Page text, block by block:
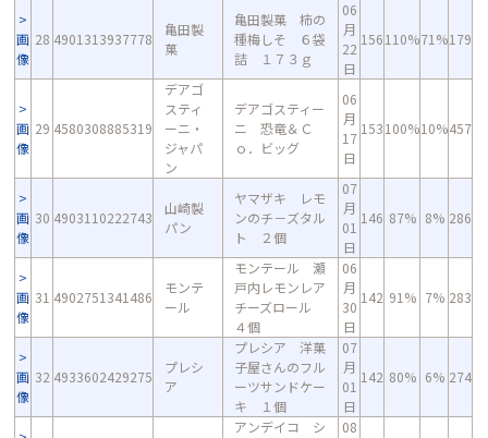
画
像
28 4901313937778
亀田製
菓
亀田製菓 柿の
種梅しそ ６袋
詰 １７３ｇ
06
月
22
日
156110%71%179
画
像
29 4580308885319
デアゴ
スティ
ーニ・
ジャパ
ン
デアゴスティー
ニ 恐竜＆Ｃ
ｏ．ビッグ
06
月
17
日
153100%10%457
画
像
30 4903110222743
山崎製
パン
ヤマザキ レモ
ンのチ－ズタル
ト ２個
07
月
01
日
146 87% 8% 286
画
像
31 4902751341486
モンテ
ール
モンテール 瀬
戸内レモンレア
チーズロール
４個
06
月
30
日
142 91% 7% 283
画
像
32 4933602429275
プレシ
ア
プレシア 洋菓
子屋さんのフル
ーツサンドケー
キ １個
07
月
01
日
142 80% 6% 274
アンデイコ シ
08